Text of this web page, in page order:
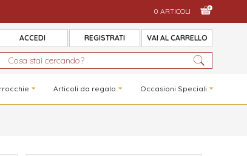
0 ARTICOLI
ACCEDI REGISTRATI VAI AL CARRELLO
Articoli da regalo Occasioni Speciali